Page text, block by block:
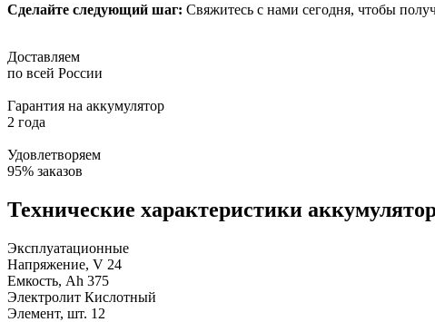
Сделайте следующий шаг: Свяжитесь с нами сегодня, чтобы
Доставляем
по всей России
Гарантия на аккумулятор
2 года
Удовлетворяем
95% заказов
Технические характеристики
Эксплуатационные
Напряжение, V 24
Емкость, Ah 375
Электролит Кислотный
Элемент, шт. 12